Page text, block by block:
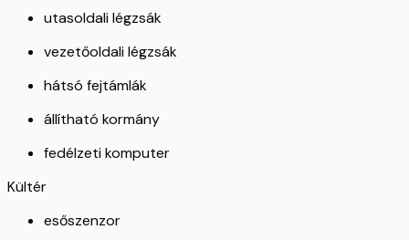
utasoldali légzsák
vezetőoldali légzsák
hátsó fejtámlák
állítható kormány
fedélzeti komputer
Kültér
esőszenzor